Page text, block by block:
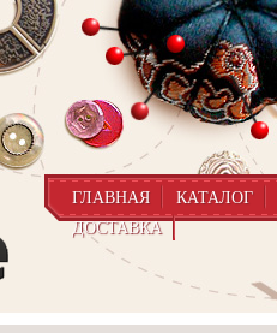
ГЛАВНАЯ КАТАЛОГ
ДОСТАВКА